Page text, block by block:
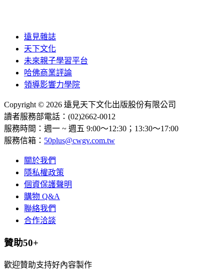
遠見雜誌
天下文化
未來親子學習平台
哈佛商業評論
領導影響力學院
Copyright © 2026 遠見天下文化出版股份有限公司
讀者服務部電話：(02)2662-0012
服務時間：週一 ~ 週五 9:00～12:30；13:30～17:00
服務信箱： 50plus@cwgv.com.tw
關於我們
隱私權政策
個資保護聲明
購物 Q&A
聯絡我們
合作洽談
贊助50+
歡迎贊助支持好內容製作